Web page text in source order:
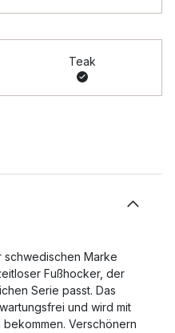
Teak
Marke
Fußhocker, der
Serie passt. Das
und wird mit
Verschönern